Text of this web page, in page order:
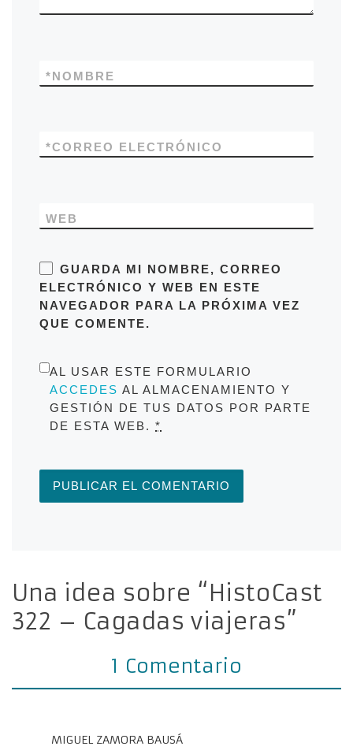
NOMBRE
*
CORREO ELECTRÓNICO
*
WEB
GUARDA MI NOMBRE, CORREO
ELECTRÓNICO Y WEB EN ESTE
NAVEGADOR PARA LA PRÓXIMA VEZ
QUE COMENTE.
AL USAR ESTE FORMULARIO
ACCEDES AL ALMACENAMIENTO Y
GESTIÓN DE TUS DATOS POR PARTE
DE ESTA WEB. *
Una idea sobre “HistoCast
322 – Cagadas viajeras”
1 Comentario
MIGUEL ZAMORA BAUSÁ